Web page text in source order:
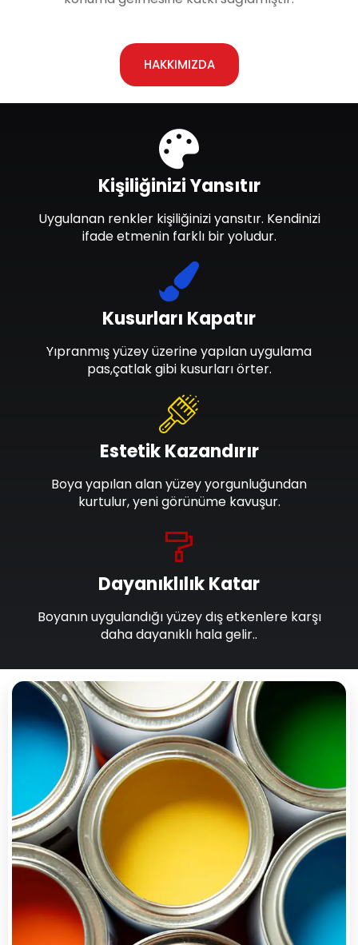
HAKKIMIZDA
Dayanıklılık Katar
Boyanın uygulandığı yüzey dış etkenlere karşı
daha dayanıklı hala gelir..
Estetik Kazandırır
Boya yapılan alan yüzey yorgunluğundan
kurtulur, yeni görünüme kavuşur.
Kusurları Kapatır
Yıpranmış yüzey üzerine yapılan uygulama
pas,çatlak gibi kusurları örter.
Kişiliğinizi Yansıtır
Uygulanan renkler kişiliğinizi yansıtır. Kendinizi
ifade etmenin farklı bir yoludur.